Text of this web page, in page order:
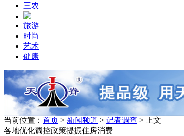
三农
旅游
时尚
艺术
健康
当前位置： 首页 > 新闻频道 > 记者调查 > 正文
各地优化调控政策提振住房消费